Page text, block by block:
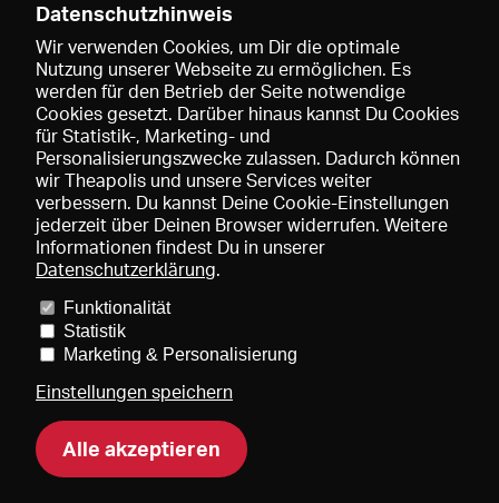
Speichern
Preise und Mitgliedschaften
Mediadaten
Über uns Impressum
DE
Datenschutzhinweis
Wir verwenden Cookies, um Dir die optimale
Nutzung unserer Webseite zu ermöglichen. Es
werden für den Betrieb der Seite notwendige
Cookies gesetzt. Darüber hinaus kannst Du Cookies
für Statistik-, Marketing- und
Personalisierungszwecke zulassen. Dadurch können
wir Theapolis und unsere Services weiter
verbessern. Du kannst Deine Cookie-Einstellungen
jederzeit über Deinen Browser widerrufen. Weitere
Informationen findest Du in unserer
Datenschutzerklärung.
Funktionalität
Statistik
Marketing & Personalisierung
Einstellungen speichern
Alle akzeptieren